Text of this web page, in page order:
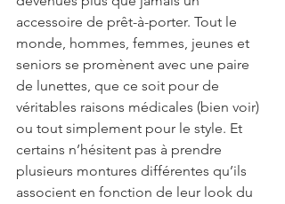
accessoire de prêt-à-porter. Tout le
monde, hommes, femmes, jeunes et
seniors se promènent avec une paire
de lunettes, que ce soit pour de
véritables raisons médicales (bien voir)
ou tout simplement pour le style. Et
certains n’hésitent pas à prendre
plusieurs montures différentes qu’ils
associent en fonction de leur look du